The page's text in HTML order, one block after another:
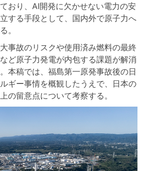
おり、AI開発に欠かせない電力の安
する手段として、国内外で原子力へ
。
事故のリスクや使用済み燃料の最終
ど原子力発電が内包する課題が解消
本稿では、福島第一原発事故後の日
ギー事情を概観したうえで、日本の
の留意点について考察する。